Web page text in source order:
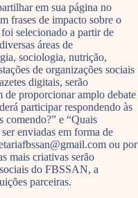
em sua página no
frases de impacto sobre o
selecionado a partir de
áreas de
sociologia, nutrição,
de organizações sociais
digitais, serão
de proporcionar amplo debate
participar respondendo às
comendo?” e “Quais
enviadas em forma de
ou por
mais criativas serão
do FBSSAN, a
parceiras.